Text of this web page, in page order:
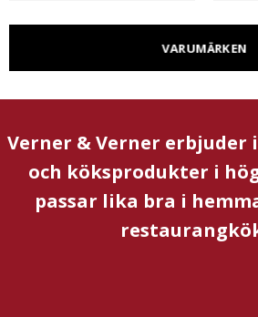
VARUMÄRKEN
Verner & Verner
och köksprodukter i
passar lika bra i